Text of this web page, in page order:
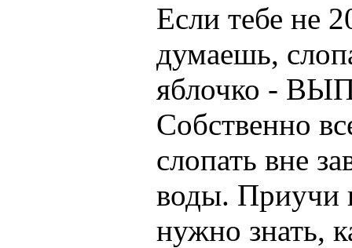
Если тебе не
думаешь,
яблочко -
Собственно
слопать вне
воды. Приучи
нужно знать,